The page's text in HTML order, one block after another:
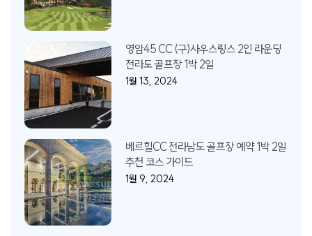
영암45 CC (구)사우스링스 2인 라운딩
전라도 골프장 1박 2일
1월 13, 2024
베르힐CC 전라남도 골프장 예약 1박 2일
추천 코스 가이드
1월 9, 2024